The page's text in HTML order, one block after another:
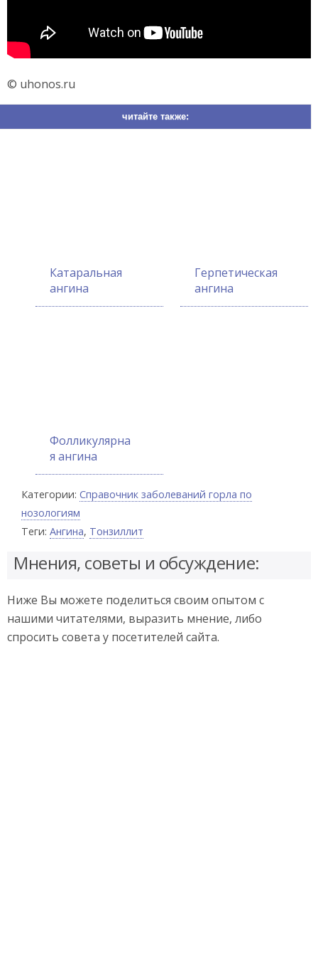
© uhonos.ru
читайте также:
Катаральная
ангина
Герпетическая
ангина
Фолликулярна
я ангина
Категории: Справочник заболеваний горла по
нозологиям
Теги: Ангина, Тонзиллит
Мнения, советы и обсуждение:
Ниже Вы можете поделиться своим опытом с
нашими читателями, выразить мнение, либо
спросить совета у посетителей сайта.